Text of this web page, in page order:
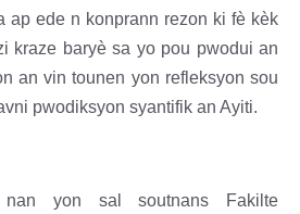
ap ede n konprann rezon ki fè kèk
kraze baryè sa yo pou pwodui an
an vin tounen yon refleksyon sou
pwodiksyon syantifik an Ayiti.
yon sal soutnans Fakilte